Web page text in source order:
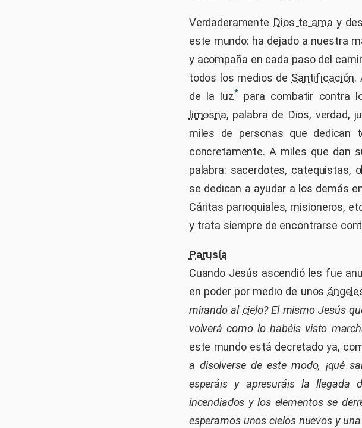
Verdaderamente Dios te ama y
este mundo: ha dejado a nuestra
y acompaña en cada paso del
todos los medios de Santificación.
de la luz* para combatir contra
limosna, palabra de Dios, verdad,
miles de personas que
concretamente. A miles que dan
palabra: sacerdotes, catequistas,
se dedican a ayudar a los demás
Cáritas parroquiales, misioneros,
y trata siempre de encontrarse
Parusía
Cuando Jesús ascendió les fue
en poder por medio de unos
mirando al cielo? El mismo Jesús
volverá como lo habéis visto
este mundo está decretado ya,
a disolverse de este modo, ¡qué
esperáis y apresuráis la llegada
incendiados y los elementos se
esperamos unos cielos nuevos y